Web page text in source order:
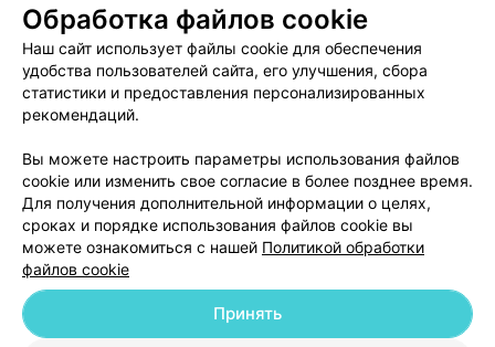
Пользовательское соглашение
Способы оплаты
Вакансии
Партнеры
Написать руководителю 103.by
Обработка персональных данных
© 2026 ООО «Артокс Лаб», УНП 191700409
| 220012, Республика Беларусь,
Обработка файлов cookie
Наш сайт использует файлы cookie для обеспечения
удобства пользователей сайта, его улучшения, сбора
статистики и предоставления персонализированных
рекомендаций.
Вы можете настроить параметры использования файлов
cookie или изменить свое согласие в более позднее время.
Для получения дополнительной информации о целях,
сроках и порядке использования файлов cookie вы
можете ознакомиться с нашей Политикой обработки
файлов cookie
Принять